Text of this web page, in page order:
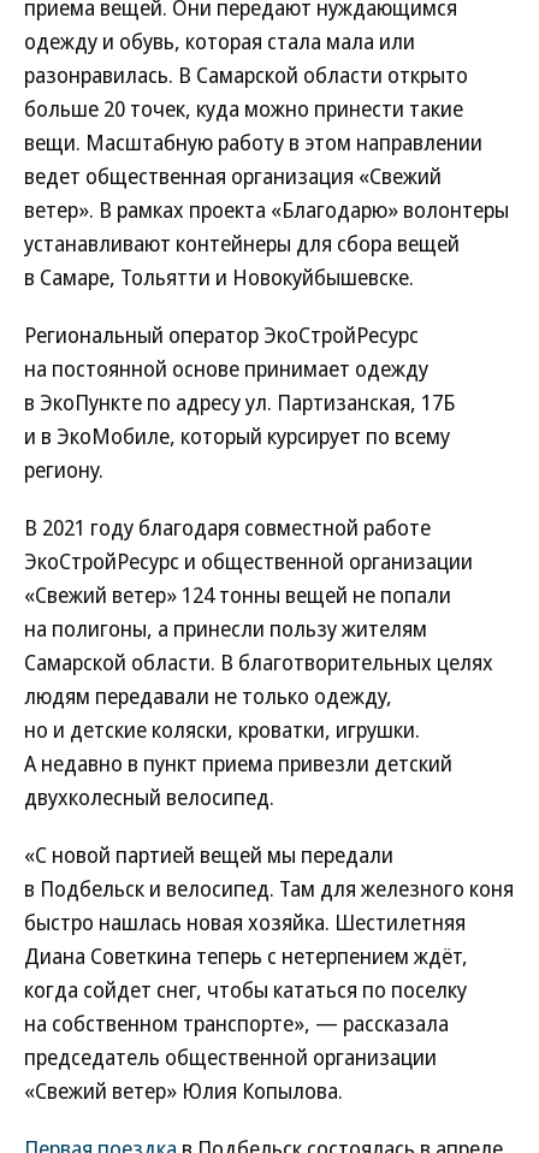
приема вещей. Они передают нуждающимся
одежду и обувь, которая стала мала или
разонравилась. В Самарской области открыто
больше 20 точек, куда можно принести такие
вещи. Масштабную работу в этом направлении
ведет общественная организация «Свежий
ветер». В рамках проекта «Благодарю» волонтеры
устанавливают контейнеры для сбора вещей
в Самаре, Тольятти и Новокуйбышевске.
Региональный оператор ЭкоСтройРесурс
на постоянной основе принимает одежду
в ЭкоПункте по адресу ул. Партизанская, 17Б
и в ЭкоМобиле, который курсирует по всему
региону.
В 2021 году благодаря совместной работе
ЭкоСтройРесурс и общественной организации
«Свежий ветер» 124 тонны вещей не попали
на полигоны, а принесли пользу жителям
Самарской области. В благотворительных целях
людям передавали не только одежду,
но и детские коляски, кроватки, игрушки.
А недавно в пункт приема привезли детский
двухколесный велосипед.
«С новой партией вещей мы передали
в Подбельск и велосипед. Там для железного коня
быстро нашлась новая хозяйка. Шестилетняя
Диана Советкина теперь с нетерпением ждёт,
когда сойдет снег, чтобы кататься по поселку
на собственном транспорте», — рассказала
председатель общественной организации
«Свежий ветер» Юлия Копылова.